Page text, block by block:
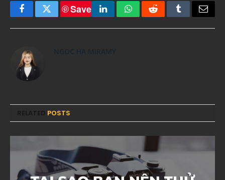
FacebookTwitter
Save
LinkedInWhatsAppRedditTumblrEmail
POSTS